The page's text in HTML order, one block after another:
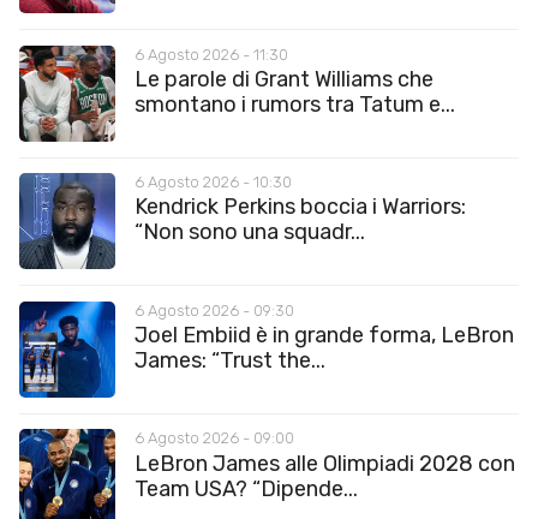
6 Agosto 2026 - 11:30
Le parole di Grant Williams che
smontano i rumors tra Tatum e...
6 Agosto 2026 - 10:30
Kendrick Perkins boccia i Warriors:
“Non sono una squadr...
6 Agosto 2026 - 09:30
Joel Embiid è in grande forma, LeBron
James: “Trust the...
6 Agosto 2026 - 09:00
LeBron James alle Olimpiadi 2028 con
Team USA? “Dipende...